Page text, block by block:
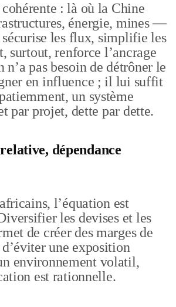
: là où la Chine
énergie, mines —
les flux, simplifie les
surtout, renforce l’ancrage
pas besoin de détrôner le
en influence ; il lui suffit
un système
par projet, dette par dette.
dépendance
l’équation est
les devises et les
de créer des marges de
une exposition
environnement volatil,
est rationnelle.